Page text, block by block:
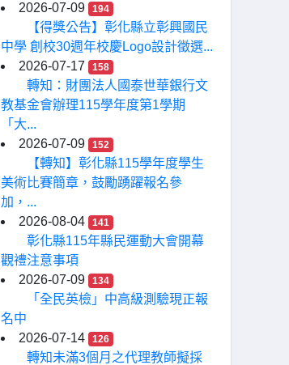
2026-07-09
194
【得獎公告】彰化縣立彰興國民
中學 創校30週年校慶Logo設計徵選...
2026-07-17
158
轉知：財團法人國泰世華銀行文
教基金會辦理115學年度第1學期
「大...
2026-07-09
152
【轉知】彰化縣115學年度學生
美術比賽簡章，鼓勵踴躍報名參
加，...
2026-08-04
141
彰化縣115年縣民運動大會開幕
觀禮注意事項
2026-07-09
134
「全民英檢」中高級測驗現正報
名中
2026-07-14
126
轉知未滿3個月之代理教師擬採